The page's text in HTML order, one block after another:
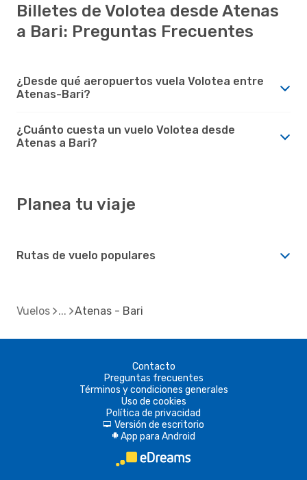
Billetes de Volotea desde Atenas
a Bari: Preguntas Frecuentes
¿Desde qué aeropuertos vuela Volotea entre
Atenas-Bari?
¿Cuánto cuesta un vuelo Volotea desde
Atenas a Bari?
Planea tu viaje
Rutas de vuelo populares
Vuelos Atenas - Bari
Contacto
Preguntas frecuentes
Términos y condiciones generales
Uso de cookies
Política de privacidad
d Versión de escritorio
A App para Android